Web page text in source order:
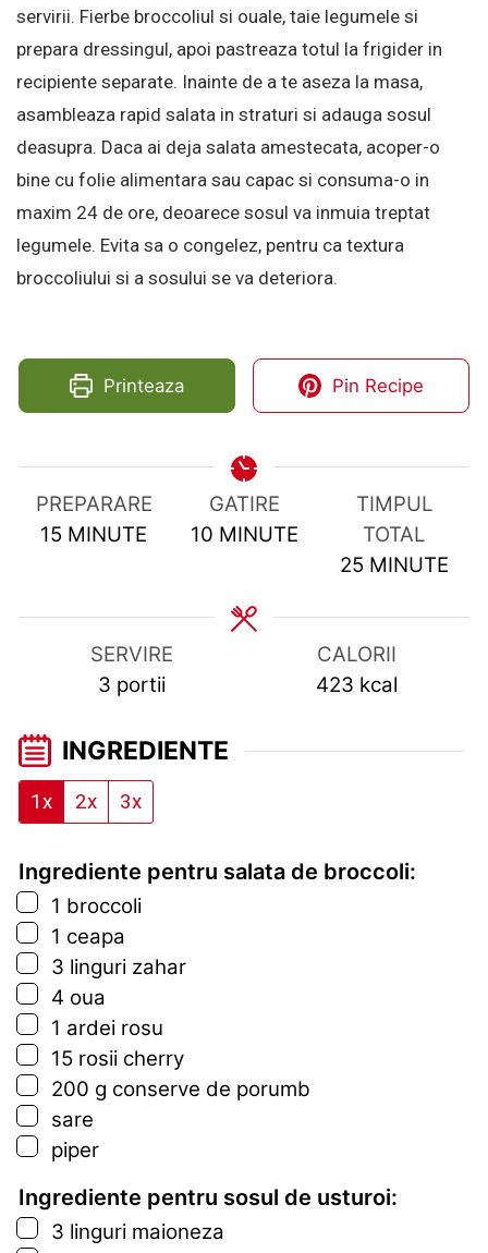
servirii. Fierbe broccoliul si ouale, taie legumele si
prepara dressingul, apoi pastreaza totul la frigider in
recipiente separate. Inainte de a te aseza la masa,
asambleaza rapid salata in straturi si adauga sosul
deasupra. Daca ai deja salata amestecata, acoper-o
bine cu folie alimentara sau capac si consuma-o in
maxim 24 de ore, deoarece sosul va inmuia treptat
legumele. Evita sa o congelez, pentru ca textura
broccoliului si a sosului se va deteriora.
Printeaza Pin Recipe
PREPARARE
15 MINUTES
MINUTE
GATIRE
10MINUTES
MINUTE
TIMPUL
TOTAL
25 MINUTES
MINUTE
SERVIRE
3 portii
CALORII
423 kcal
INGREDIENTE
1x 2x 3x
Ingrediente pentru salata de broccoli:
▢
1 broccoli
▢
1 ceapa
▢
3 linguri zahar
▢
4 oua
▢
1 ardei rosu
▢
15 rosii cherry
▢
200 g conserve de porumb
▢
sare
▢
piper
Ingrediente pentru sosul de usturoi:
▢
3 linguri maioneza